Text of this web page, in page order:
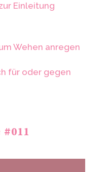
Einleitung
Wehen anregen
für oder gegen